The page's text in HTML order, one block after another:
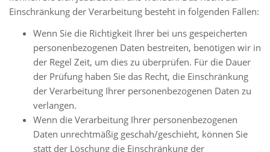
Einschränkung der Verarbeitung besteht in folgenden Fällen:
Wenn Sie die Richtigkeit Ihrer bei uns gespeicherten
personenbezogenen Daten bestreiten, benötigen wir in
der Regel Zeit, um dies zu überprüfen. Für die Dauer
der Prüfung haben Sie das Recht, die Einschränkung
der Verarbeitung Ihrer personenbezogenen Daten zu
verlangen.
Wenn die Verarbeitung Ihrer personenbezogenen
Daten unrechtmäßig geschah/geschieht, können Sie
statt der Löschung die Einschränkung der